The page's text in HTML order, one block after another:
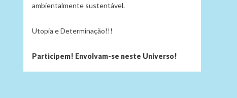
ambientalmente sustentável.
Utopia e Determinação!!!
Participem! Envolvam-se neste Universo!